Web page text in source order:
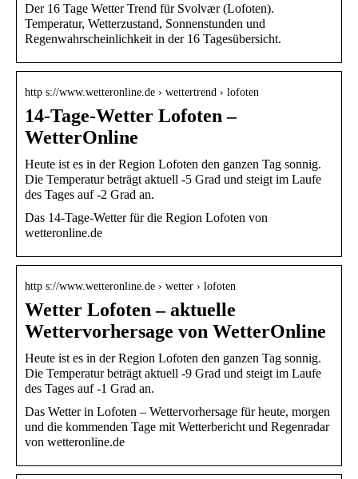
Der 16 Tage Wetter Trend für Svolvær (Lofoten).
Temperatur, Wetterzustand, Sonnenstunden und
Regenwahrscheinlichkeit in der 16 Tagesübersicht.
http s://www.wetteronline.de › wettertrend › lofoten
14-Tage-Wetter Lofoten –
WetterOnline
Heute ist es in der Region Lofoten den ganzen Tag sonnig.
Die Temperatur beträgt aktuell -5 Grad und steigt im Laufe
des Tages auf -2 Grad an.
Das 14-Tage-Wetter für die Region Lofoten von
wetteronline.de
http s://www.wetteronline.de › wetter › lofoten
Wetter Lofoten – aktuelle
Wettervorhersage von WetterOnline
Heute ist es in der Region Lofoten den ganzen Tag sonnig.
Die Temperatur beträgt aktuell -9 Grad und steigt im Laufe
des Tages auf -1 Grad an.
Das Wetter in Lofoten – Wettervorhersage für heute, morgen
und die kommenden Tage mit Wetterbericht und Regenradar
von wetteronline.de